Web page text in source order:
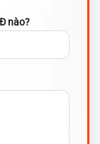
nào?